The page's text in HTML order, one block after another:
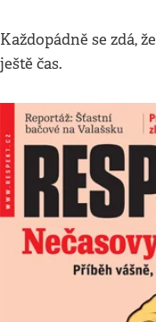
Každopádně se zdá,
ještě čas.